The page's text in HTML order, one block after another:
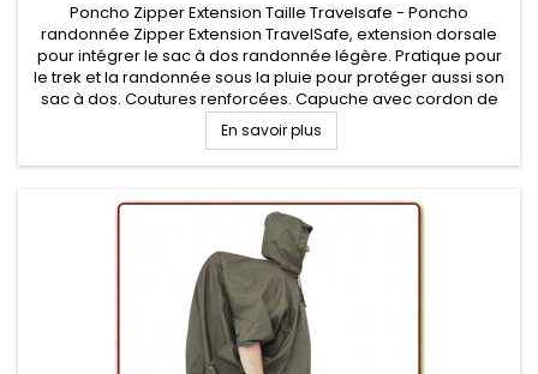
Poncho Zipper Extension Taille Travelsafe - Poncho
randonnée Zipper Extension TravelSafe, extension dorsale
pour intégrer le sac à dos randonnée légère. Pratique pour
le trek et la randonnée sous la pluie pour protéger aussi son
sac à dos. Coutures renforcées. Capuche avec cordon de
serrage et zip frontal
En savoir plus